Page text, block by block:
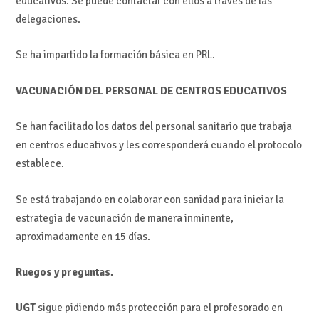
delegaciones.
Se ha impartido la formación básica en PRL.
VACUNACIÓN DEL PERSONAL DE CENTROS EDUCATIVOS
Se han facilitado los datos del personal sanitario que trabaja
en centros educativos y les corresponderá cuando el protocolo
establece.
Se está trabajando en colaborar con sanidad para iniciar la
estrategia de vacunación de manera inminente,
aproximadamente en 15 días.
Ruegos y preguntas.
UGTsigue pidiendo más protección para el profesorado en